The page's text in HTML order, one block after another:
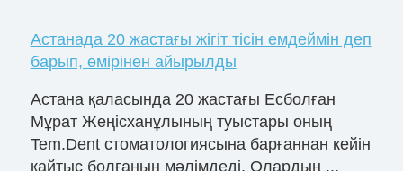
Астанада 20 жастағы жігіт тісін емдеймін деп
барып, өмірінен айырылды
Астана қаласында 20 жастағы Есболған
Мұрат Жеңісханұлының туыстары оның
Tem.Dent стоматологиясына барғаннан кейін
қайтыс болғанын мәлімдеді. Олардың ...